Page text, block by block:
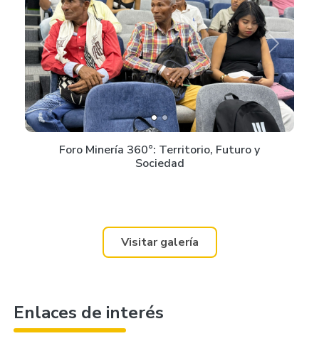
Previous Next
Foro Minería 360°: Territorio, Futuro y
Sociedad
Visitar galería
Enlaces de interés